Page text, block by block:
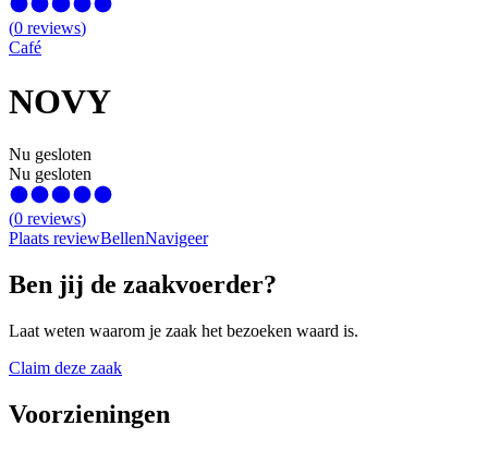
(0 reviews)
Café
NOVY
Nu gesloten
Nu gesloten
(0 reviews)
Plaats reviewBellenNavigeer
Ben jij de zaakvoerder?
Laat weten waarom je zaak het bezoeken waard is.
Claim deze zaak
Voorzieningen